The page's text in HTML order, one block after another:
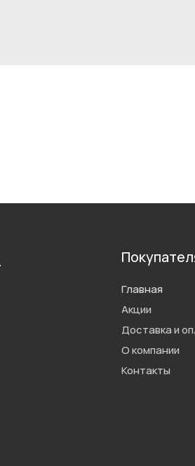
Контакты
О компании
Доставка и
Акции
Главная